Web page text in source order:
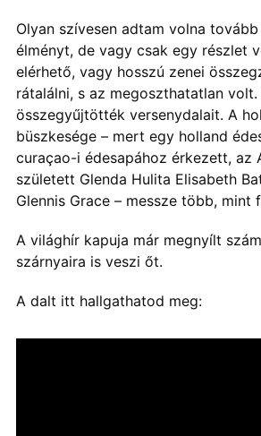
Olyan szívesen adtam volna
élményt, de vagy csak egy részlet
elérhető, vagy hosszú zenei
rátalálni, s az megoszthatatlan
összegyűjtötték versenydalait. A
büszkesége – mert egy holland
curaçao-i édesapához érkezett, az
született Glenda Hulita Elisabeth
Glennis Grace – messze több, mint
A világhír kapuja már megnyílt
szárnyaira is veszi őt.
A dalt itt hallgathatod meg: